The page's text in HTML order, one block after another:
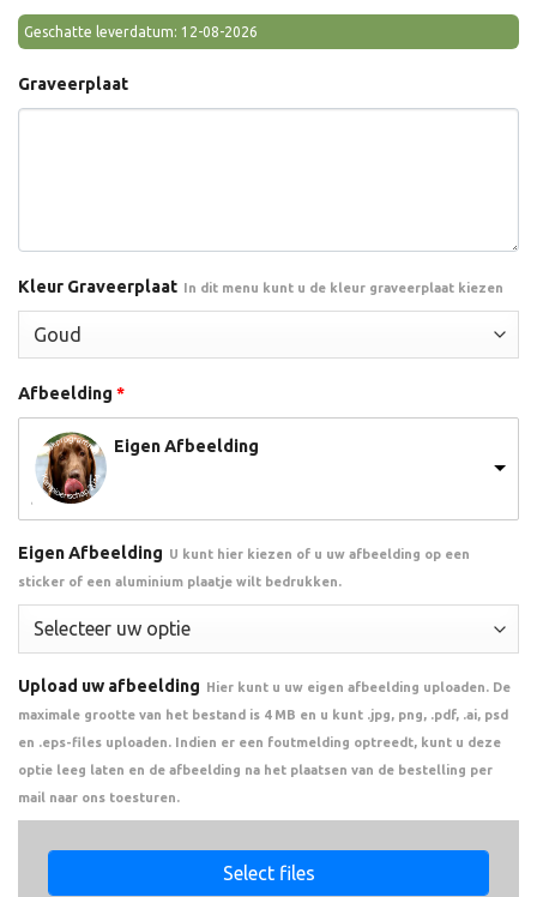
Geschatte leverdatum: 12-08-2026
Graveerplaat
Kleur Graveerplaat In dit menu kunt u de kleur graveerplaat kiezen
Afbeelding *
Eigen Afbeelding
Eigen Afbeelding U kunt hier kiezen of u uw afbeelding op een
sticker of een aluminium plaatje wilt bedrukken.
Upload uw afbeelding Hier kunt u uw eigen afbeelding uploaden. De
maximale grootte van het bestand is 4 MB en u kunt .jpg, png, .pdf, .ai, psd
en .eps-files uploaden. Indien er een foutmelding optreedt, kunt u deze
optie leeg laten en de afbeelding na het plaatsen van de bestelling per
mail naar ons toesturen.
Select files